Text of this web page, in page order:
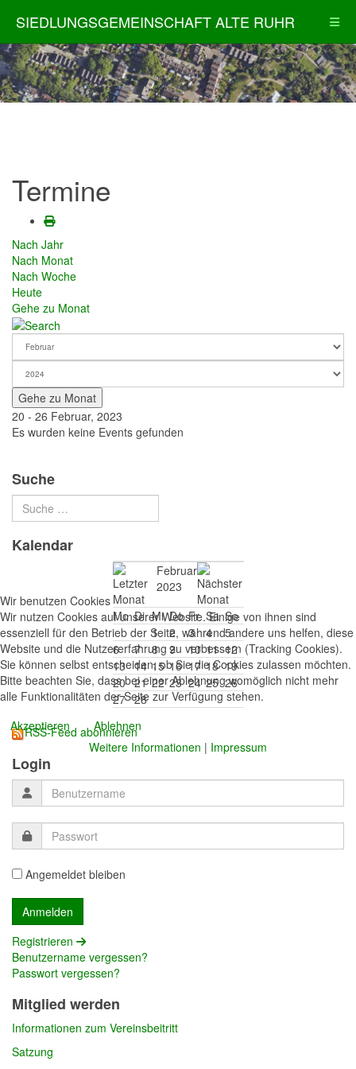
SIEDLUNGSGEMEINSCHAFT ALTE RUHR
Termine
Nach Jahr
Nach Monat
Nach Woche
Heute
Gehe zu Monat
Gehe zu Monat
20 - 26 Februar, 2023
Es wurden keine Events gefunden
Suche
Kalendar
Februar
2023
Mo Di Mi Do Fr Sa So
1
2 3 4
5
6
7 8 9 10 11 12
13 14 15 16 17 18 19
20 21 22 23 24 25 26
27 28
RSS-Feed abonnieren
Login
Angemeldet bleiben
Registrieren
Benutzername vergessen?
Passwort vergessen?
Mitglied werden
Informationen zum Vereinsbeitritt
Satzung
Wir benutzen Cookies
Wir nutzen Cookies auf unserer Website. Einige von ihnen sind
essenziell für den Betrieb der Seite, während andere uns helfen, diese
Website und die Nutzererfahrung zu verbessern (Tracking Cookies).
Sie können selbst entscheiden, ob Sie die Cookies zulassen möchten.
Bitte beachten Sie, dass bei einer Ablehnung womöglich nicht mehr
alle Funktionalitäten der Seite zur Verfügung stehen.
Akzeptieren
Ablehnen
Weitere Informationen | Impressum